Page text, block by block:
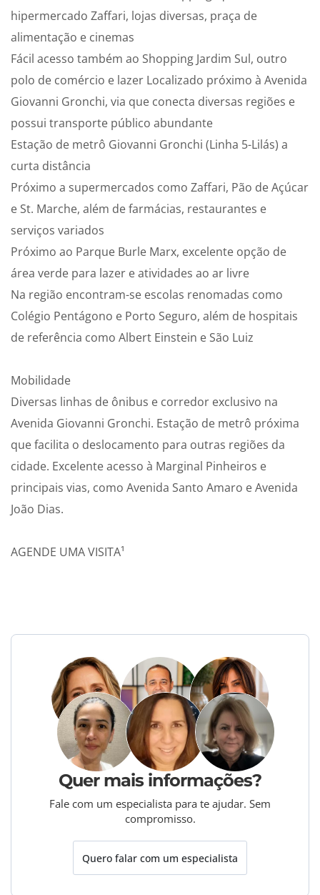
hipermercado Zaffari, lojas diversas, praça de
alimentação e cinemas
Fácil acesso também ao Shopping Jardim Sul, outro
polo de comércio e lazer Localizado próximo à Avenida
Giovanni Gronchi, via que conecta diversas regiões e
possui transporte público abundante
Estação de metrô Giovanni Gronchi (Linha 5-Lilás) a
curta distância
Próximo a supermercados como Zaffari, Pão de Açúcar
e St. Marche, além de farmácias, restaurantes e
serviços variados
Próximo ao Parque Burle Marx, excelente opção de
área verde para lazer e atividades ao ar livre
Na região encontram-se escolas renomadas como
Colégio Pentágono e Porto Seguro, além de hospitais
de referência como Albert Einstein e São Luiz
Mobilidade
Diversas linhas de ônibus e corredor exclusivo na
Avenida Giovanni Gronchi. Estação de metrô próxima
que facilita o deslocamento para outras regiões da
cidade. Excelente acesso à Marginal Pinheiros e
principais vias, como Avenida Santo Amaro e Avenida
João Dias.
AGENDE UMA VISITA¹
Quer mais informações?
Fale com um especialista para te ajudar. Sem
compromisso.
Quero falar com um especialista